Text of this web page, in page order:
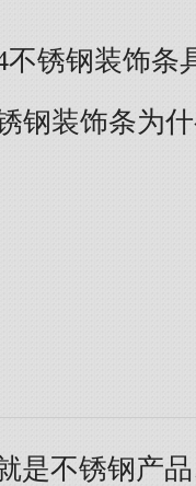
不锈钢装饰条
钢装饰条为
是不锈钢产